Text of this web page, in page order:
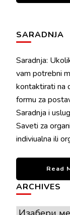
SARADNJA
Saradnja:
vam potrebni
kontaktirati na
formu za
Saradnja i
Saveti za
indiviualna ili
Read
ARCHIVES
Archives